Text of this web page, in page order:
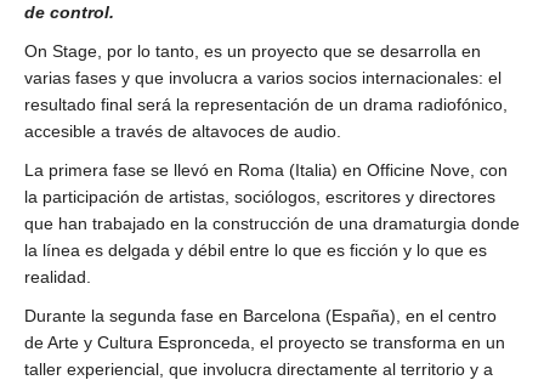
de control.
On Stage, por lo tanto, es un proyecto que se desarrolla en
varias fases y que involucra a varios socios internacionales: el
resultado final será la representación de un drama radiofónico,
accesible a través de altavoces de audio.
La primera fase se llevó en Roma (Italia) en Officine Nove, con
la participación de artistas, sociólogos, escritores y directores
que han trabajado en la construcción de una dramaturgia donde
la línea es delgada y débil entre lo que es ficción y lo que es
realidad.
Durante la segunda fase en Barcelona (España), en el centro
de Arte y Cultura Espronceda, el proyecto se transforma en un
taller experiencial, que involucra directamente al territorio y a